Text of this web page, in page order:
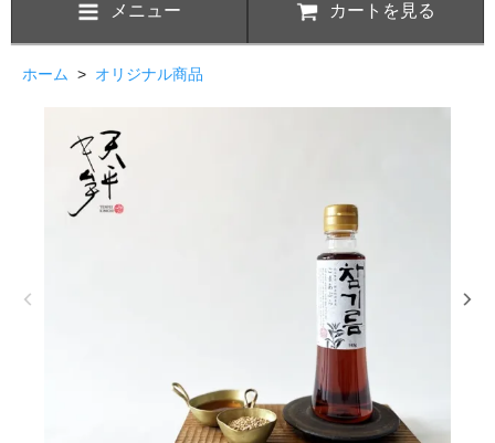
メニュー カートを見る
ホーム > オリジナル商品